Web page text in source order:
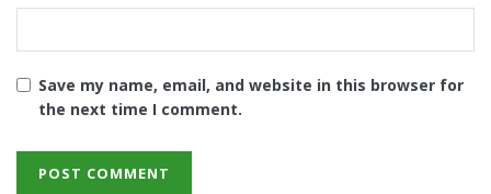
Save my name, email, and website in this browser for
the next time I comment.